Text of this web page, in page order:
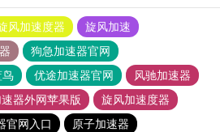
风加速度器
旋风加速
狗急加速器官网
鸟 优途加速器官网
风驰加速器
器外网苹果版
旋风加速度器
官网入口
原子加速器